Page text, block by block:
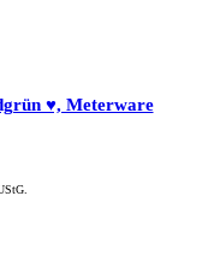
♥, Meterware